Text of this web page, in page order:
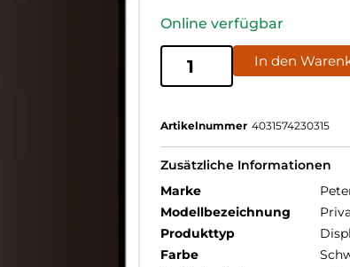
Online verfügbar
In den
Artikelnummer 4031574230315
Zusätzliche Informationen
Marke
Modellbezeichnung
Produkttyp
Farbe